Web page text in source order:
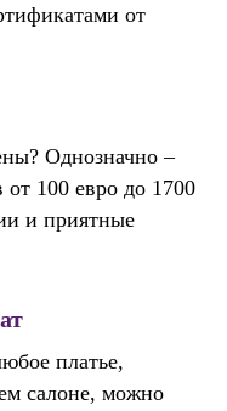
от
Однозначно –
от 100 евро до 1700
и приятные
платье,
салоне, можно